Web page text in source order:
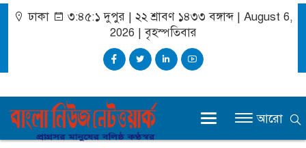
ঢাকা ৩:৪৫:১ দুপুর | ২২ শ্রাবণ ১৪৩৩ বঙ্গাব্দ | August 6,
2026 |বৃহস্পতিবার
আরো